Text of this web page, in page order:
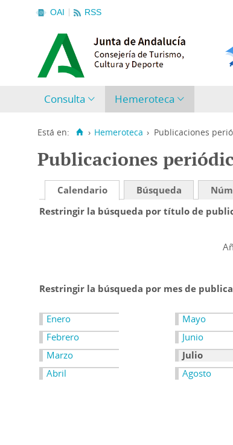
OAI RSS
Consulta Hemeroteca
Está en: › Hemeroteca › Publicaciones
Publicaciones
Calendario Búsqueda
Restringir la búsqueda por título de
Restringir la búsqueda por mes de
Enero
Febrero
Marzo
Abril
Mayo
Junio
Julio
Agosto